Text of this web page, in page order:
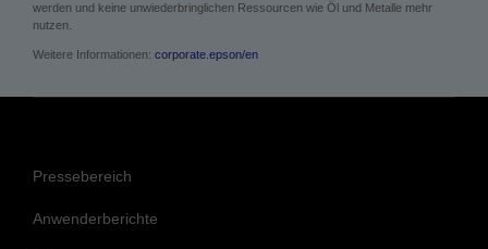
werden und keine unwiederbringlichen Ressourcen wie Öl und Metalle mehr
nutzen.
Weitere Informationen: corporate.epson/en
Pressebereich
Anwenderberichte